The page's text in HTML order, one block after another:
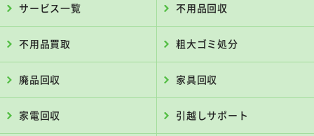
サービス一覧 不用品回収
不用品買取 粗大ゴミ処分
廃品回収 家具回収
家電回収 引越しサポート